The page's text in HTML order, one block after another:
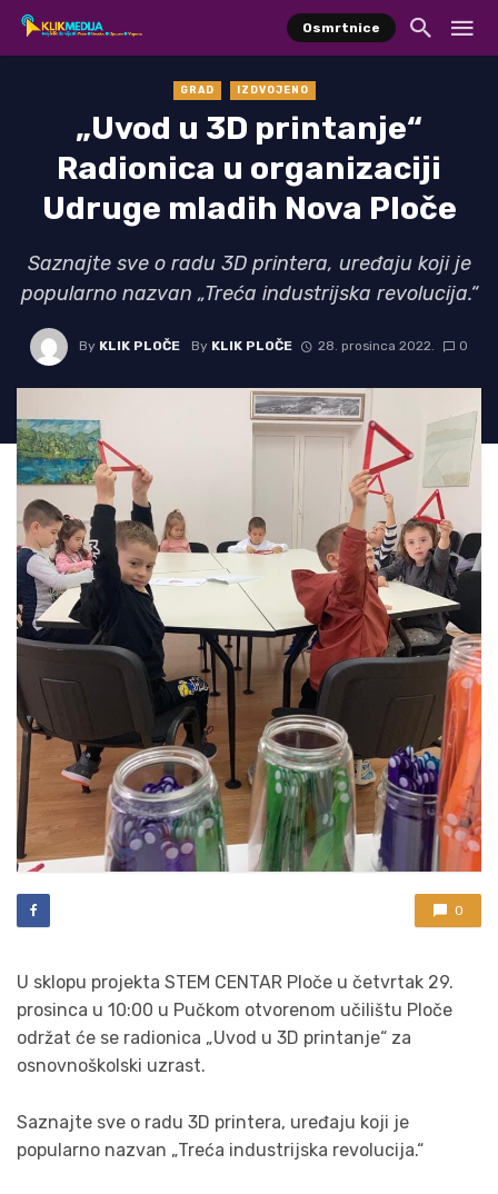
Osmrtnice
GRAD IZDVOJENO
„Uvod u 3D printanje“
Radionica u organizaciji
Udruge mladih Nova Ploče
Saznajte sve o radu 3D printera, uređaju koji je
popularno nazvan „Treća industrijska revolucija.“
By KLIK PLOČE By KLIK PLOČE 28. prosinca 2022. 0
0
U sklopu projekta STEM CENTAR Ploče u četvrtak 29.
prosinca u 10:00 u Pučkom otvorenom učilištu Ploče
održat će se radionica „Uvod u 3D printanje“ za
osnovnoškolski uzrast.
Saznajte sve o radu 3D printera, uređaju koji je
popularno nazvan „Treća industrijska revolucija.“